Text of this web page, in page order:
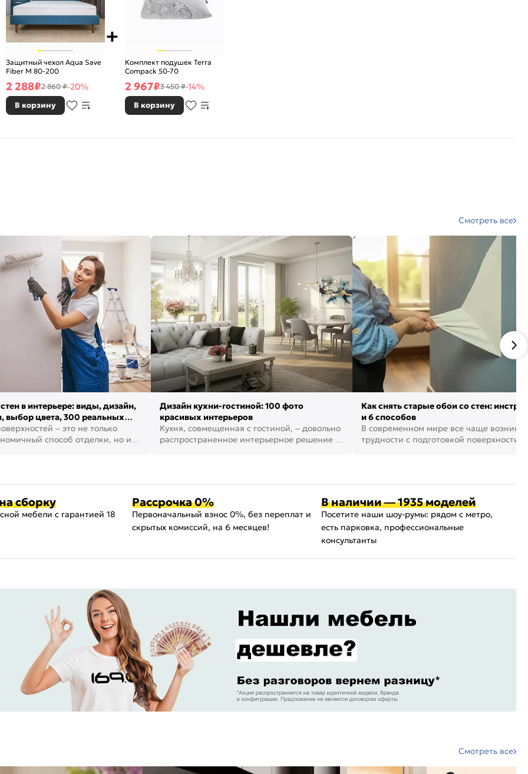
Защитный чехол Aqua Save
Fiber M 80-200
2 288₽2 860 ₽-20%
В корзину
Комплект подушек Terra
Compack 50-70
2 967₽3 450 ₽-14%
В корзину
Смотреть все
в интерьере: виды, дизайн,
выбор цвета, 300 реальных
– это не только
способ отделки, но и
Дизайн кухни-гостиной: 100 фото
красивых интерьеров
Кухня, совмещенная с гостиной, – довольно
распространенное интерьерное решение в
Как снять старые обои со стен:
и 6 способов
В современном мире все чаще
трудности с подготовкой поверхности
сборку
мебели с гарантией 18
Рассрочка 0%
Первоначальный взнос 0%, без переплат и
скрытых комиссий, на 6 месяцев!
В наличии — 1935 моделей
Посетите наши шоу-румы: рядом с метро,
есть парковка, профессиональные
консультанты
Смотреть все